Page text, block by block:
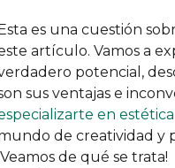
Esta es una cuestión
artículo. Vamos a
potencial,
sus ventajas e
en
de creatividad y
de qué se trata!